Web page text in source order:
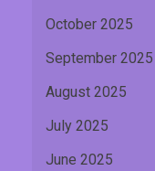
October 2025
September 2025
August 2025
July 2025
June 2025